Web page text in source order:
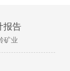
报告
矿业